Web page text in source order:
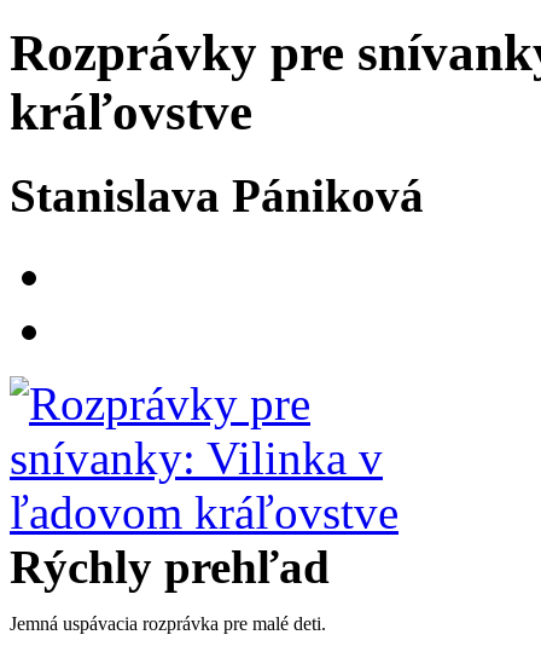
Rozprávky pre
kráľovstve
Stanislava Pániková
Rýchly prehľad
Jemná uspávacia rozprávka pre malé deti.